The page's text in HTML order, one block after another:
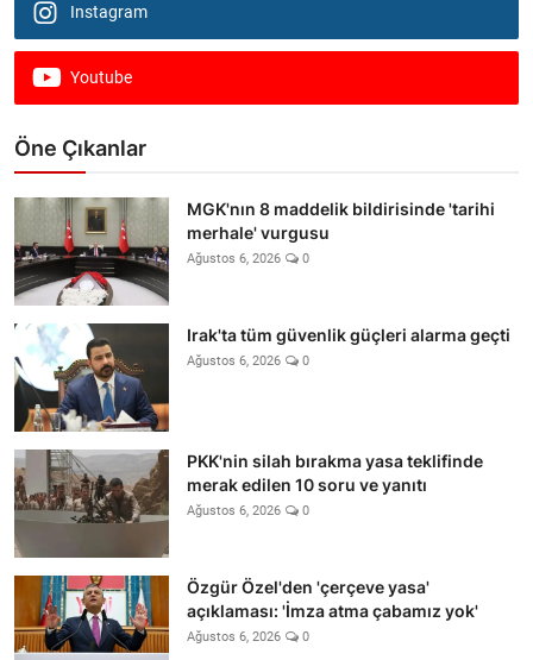
Instagram
Youtube
Öne Çıkanlar
MGK'nın 8 maddelik bildirisinde 'tarihi
merhale' vurgusu
Ağustos 6, 2026 0
Irak'ta tüm güvenlik güçleri alarma geçti
Ağustos 6, 2026 0
PKK'nin silah bırakma yasa teklifinde
merak edilen 10 soru ve yanıtı
Ağustos 6, 2026 0
Özgür Özel'den 'çerçeve yasa'
açıklaması: 'İmza atma çabamız yok'
Ağustos 6, 2026 0